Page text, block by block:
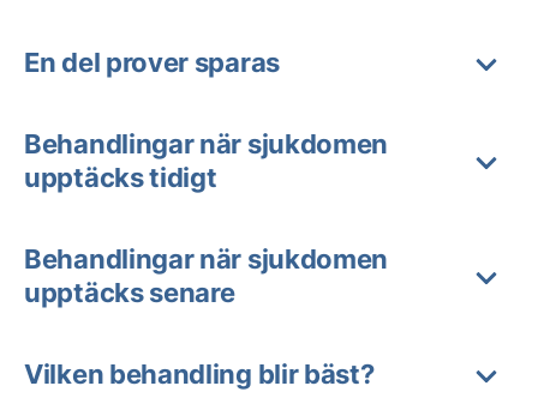
En del prover sparas
Behandlingar när sjukdomen
upptäcks tidigt
Behandlingar när sjukdomen
upptäcks senare
Vilken behandling blir bäst?